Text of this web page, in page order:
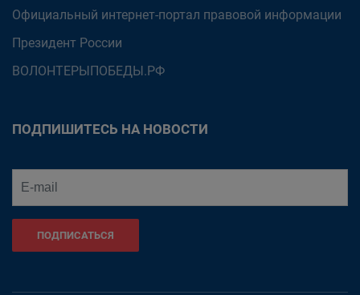
Официальный интернет-портал правовой информации
Президент России
ВОЛОНТЕРЫПОБЕДЫ.РФ
ПОДПИШИТЕСЬ НА НОВОСТИ
ПОДПИСАТЬСЯ